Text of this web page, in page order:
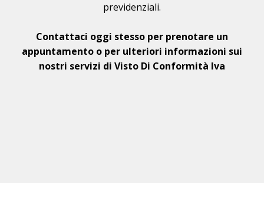
previdenziali.
Contattaci oggi stesso per prenotare un
appuntamento o per ulteriori informazioni sui
nostri servizi di Visto Di Conformità Iva